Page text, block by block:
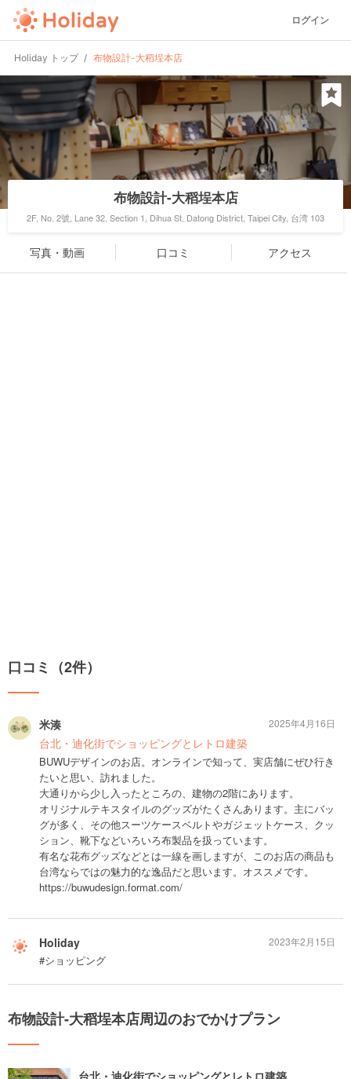
ログイン
Holiday トップ 布物設計-大稻埕本店
布物設計-大稻埕本店
2F, No. 2號, Lane 32, Section 1, Dihua St, Datong District, Taipei City, 台湾 103
写真・動画 口コミ アクセス
口コミ（2件）
米湊
台北・迪化街でショッピングとレトロ建築
BUWUデザインのお店。オンラインで知って、実店舗にぜひ行き
たいと思い、訪れました。
大通りから少し入ったところの、建物の2階にあります。
オリジナルテキスタイルのグッズがたくさんあります。主にバッ
グが多く、その他スーツケースベルトやガジェットケース、クッ
ション、靴下などいろいろ布製品を扱っています。
有名な花布グッズなどとは一線を画しますが、このお店の商品も
台湾ならではの魅力的な逸品だと思います。オススメです。
https://buwudesign.format.com/
2025年4月16日
Holiday
#ショッピング
2023年2月15日
布物設計-大稻埕本店周辺のおでかけプラン
台北・迪化街でショッピングとレトロ建築